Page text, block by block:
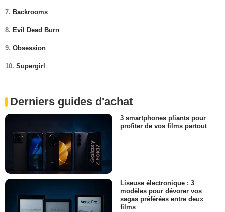
7. Backrooms
8. Evil Dead Burn
9. Obsession
10. Supergirl
Derniers guides d'achat
3 smartphones pliants pour
profiter de vos films partout
Liseuse électronique : 3
modèles pour dévorer vos
sagas préférées entre deux
films